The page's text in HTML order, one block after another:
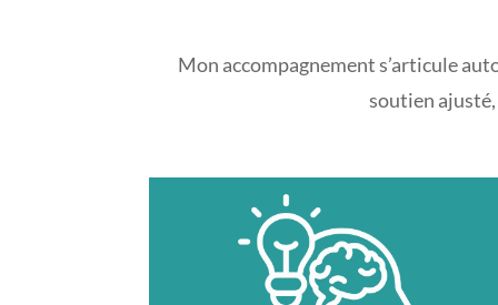
Mon accompagnement s’articule
soutien